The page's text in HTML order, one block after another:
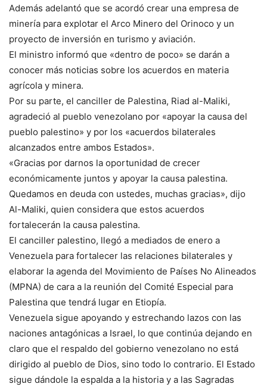
Además adelantó que se acordó crear una empresa de
minería para explotar el Arco Minero del Orinoco y un
proyecto de inversión en turismo y aviación.
El ministro informó que «dentro de poco» se darán a
conocer más noticias sobre los acuerdos en materia
agrícola y minera.
Por su parte, el canciller de Palestina, Riad al-Maliki,
agradeció al pueblo venezolano por «apoyar la causa del
pueblo palestino» y por los «acuerdos bilaterales
alcanzados entre ambos Estados».
«Gracias por darnos la oportunidad de crecer
económicamente juntos y apoyar la causa palestina.
Quedamos en deuda con ustedes, muchas gracias», dijo
Al-Maliki, quien considera que estos acuerdos
fortalecerán la causa palestina.
El canciller palestino, llegó a mediados de enero a
Venezuela para fortalecer las relaciones bilaterales y
elaborar la agenda del Movimiento de Países No Alineados
(MPNA) de cara a la reunión del Comité Especial para
Palestina que tendrá lugar en Etiopía.
Venezuela sigue apoyando y estrechando lazos con las
naciones antagónicas a Israel, lo que continúa dejando en
claro que el respaldo del gobierno venezolano no está
dirigido al pueblo de Dios, sino todo lo contrario. El Estado
sigue dándole la espalda a la historia y a las Sagradas